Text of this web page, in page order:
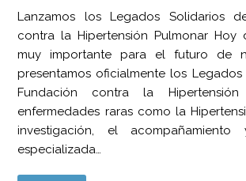
Lanzamos los Legados Solidarios
contra la Hipertensión Pulmonar Hoy
muy importante para el futuro de
presentamos oficialmente los
Fundación contra la Hipertensión
enfermedades raras como la
investigación, el
especializada…